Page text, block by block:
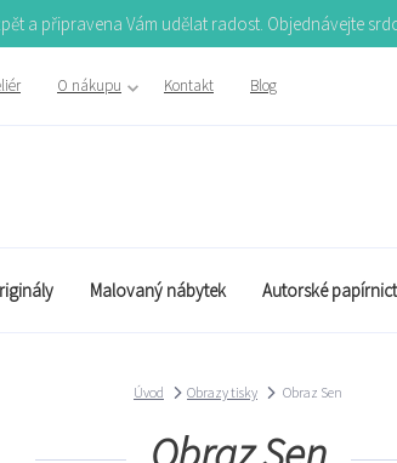
a připravena Vám udělat radost. Objednávejte
O nákupu Kontakt Blog
Malovaný nábytek Autorské
Úvod Obrazy tisky Obraz Sen